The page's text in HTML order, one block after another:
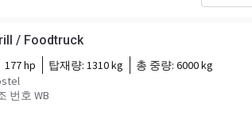
/ Foodtruck
177 hp 탑재량: 1310 kg 총 중량: 6000 kg
번호 WB